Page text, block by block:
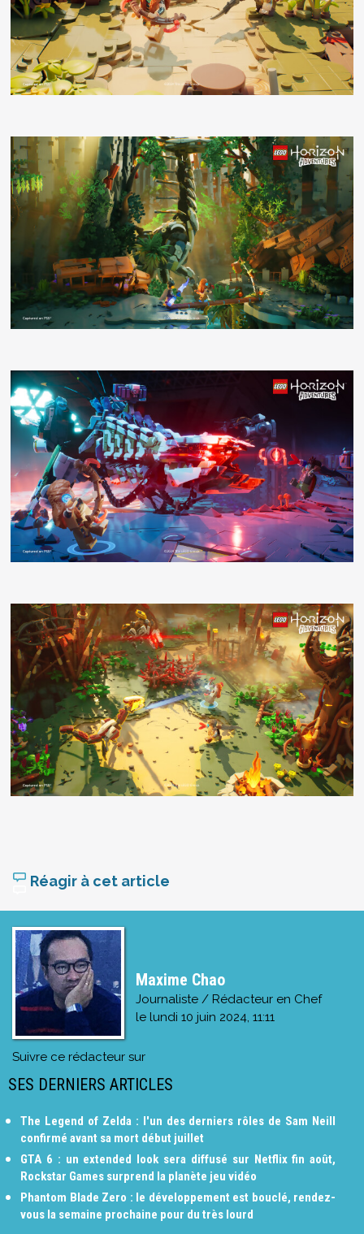
Réagir à cet article
Maxime Chao
Journaliste / Rédacteur en Chef
le lundi 10 juin 2024, 11:11
Suivre ce rédacteur sur
SES DERNIERS ARTICLES
The Legend of Zelda : l'un des derniers rôles de Sam Neill
confirmé avant sa mort début juillet
GTA 6 : un extended look sera diffusé sur Netflix fin août,
Rockstar Games surprend la planète jeu vidéo
Phantom Blade Zero : le développement est bouclé, rendez-
vous la semaine prochaine pour du très lourd